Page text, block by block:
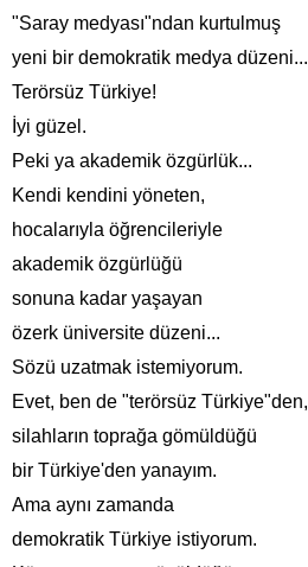
"Saray medyası"ndan kurtulmuş
yeni bir demokratik medya düzeni...
Terörsüz Türkiye!
İyi güzel.
Peki ya akademik özgürlük...
Kendi kendini yöneten,
hocalarıyla öğrencileriyle
akademik özgürlüğü
sonuna kadar yaşayan
özerk üniversite düzeni...
Sözü uzatmak istemiyorum.
Evet, ben de "terörsüz Türkiye"den,
silahların toprağa gömüldüğü
bir Türkiye'den yanayım.
Ama aynı zamanda
demokratik Türkiye istiyorum.